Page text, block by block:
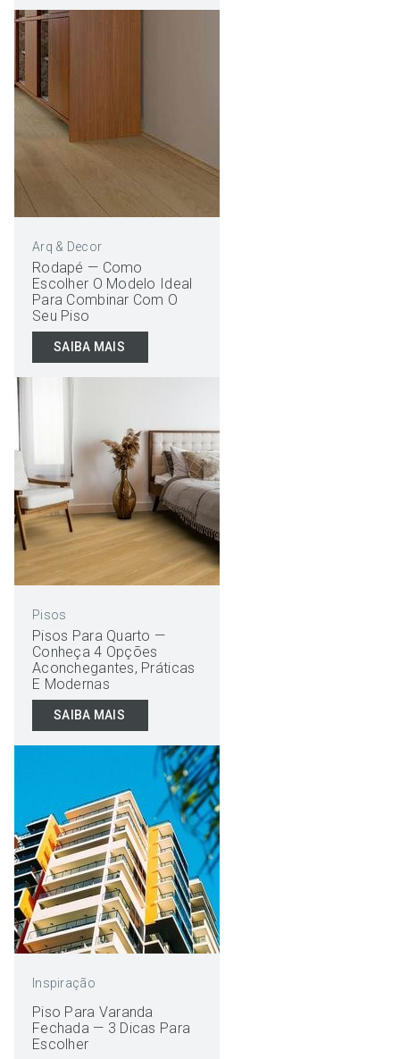
Arq & Decor
Rodapé — Como
Escolher O Modelo Ideal
Para Combinar Com O
Seu Piso
SAIBA MAIS
Pisos
Pisos Para Quarto —
Conheça 4 Opções
Aconchegantes, Práticas
E Modernas
SAIBA MAIS
Inspiração
Piso Para Varanda
Fechada — 3 Dicas Para
Escolher